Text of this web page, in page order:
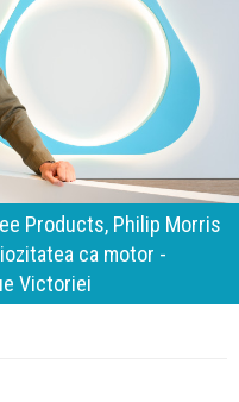
Pîrlog: Cel mai
inovăm constant, dar
oameni, siguranță și